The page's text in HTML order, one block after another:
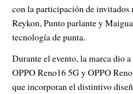
con la participación de invitados
Reykon, Punto parlante y
tecnología de punta.
Durante el evento, la marca dio
OPPO Reno16 5G y OPPO
que incorporan el distintivo